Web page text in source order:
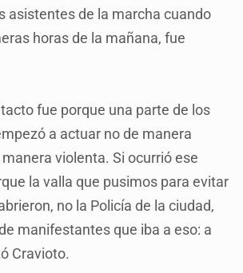
asistentes de la marcha cuando
horas de la mañana, fue
fue porque una parte de los
a actuar no de manera
violenta. Si ocurrió ese
la valla que pusimos para evitar
no la Policía de la ciudad,
manifestantes que iba a eso: a
Cravioto.